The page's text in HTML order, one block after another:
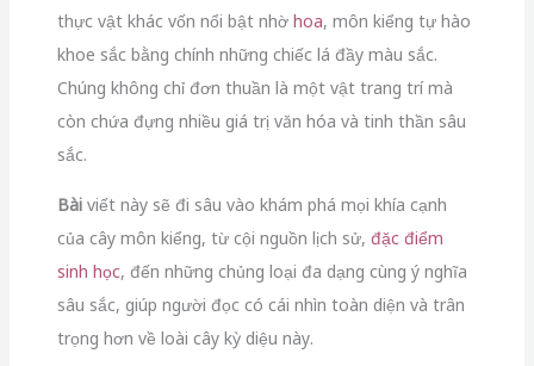
thực vật khác vốn nổi bật nhờ hoa, môn kiểng tự hào
khoe sắc bằng chính những chiếc lá đầy màu sắc.
Chúng không chỉ đơn thuần là một vật trang trí mà
còn chứa đựng nhiều giá trị văn hóa và tinh thần sâu
sắc.
Bàiviết này sẽ đi sâu vào khám phá mọi khía cạnh
của cây môn kiểng, từ cội nguồn lịch sử, đặc điểm
sinh học, đến những chủng loại đa dạng cùng ý nghĩa
sâu sắc, giúp người đọc có cái nhìn toàn diện và trân
trọng hơn về loài cây kỳ diệu này.